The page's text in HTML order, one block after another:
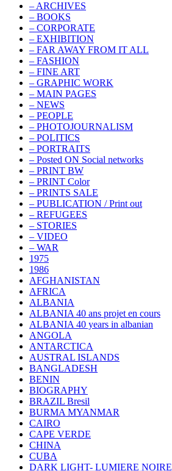
– ARCHIVES
– BOOKS
– CORPORATE
– EXHIBITION
– FAR AWAY FROM IT ALL
– FASHION
– FINE ART
– GRAPHIC WORK
– MAIN PAGES
– NEWS
– PEOPLE
– PHOTOJOURNALISM
– POLITICS
– PORTRAITS
– Posted ON Social networks
– PRINT BW
– PRINT Color
– PRINTS SALE
– PUBLICATION / Print out
– REFUGEES
– STORIES
– VIDEO
– WAR
1975
1986
AFGHANISTAN
AFRICA
ALBANIA
ALBANIA 40 ans projet en cours
ALBANIA 40 years in albanian
ANGOLA
ANTARCTICA
AUSTRAL ISLANDS
BANGLADESH
BENIN
BIOGRAPHY
BRAZIL Bresil
BURMA MYANMAR
CAIRO
CAPE VERDE
CHINA
CUBA
DARK LIGHT- LUMIERE NOIRE